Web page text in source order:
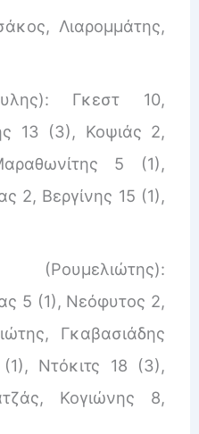
Λιαρομμάτης,
Γκεστ 10,
13 (3), Κοψιάς 2,
5 (1),
2, Βεργίνης 15 (1),
(Ρουμελιώτης):
5 (1), Νεόφυτος 2,
Γκαβασιάδης
Ντόκιτς 18 (3),
Κογιώνης 8,